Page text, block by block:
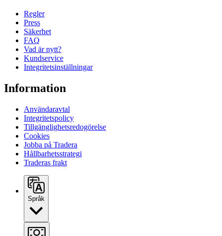
Regler
Press
Säkerhet
FAQ
Vad är nytt?
Kundservice
Integritetsinställningar
Information
Användaravtal
Integritetspolicy
Tillgänglighetsredogörelse
Cookies
Jobba på Tradera
Hållbarhetsstrategi
Traderas frakt
Språk